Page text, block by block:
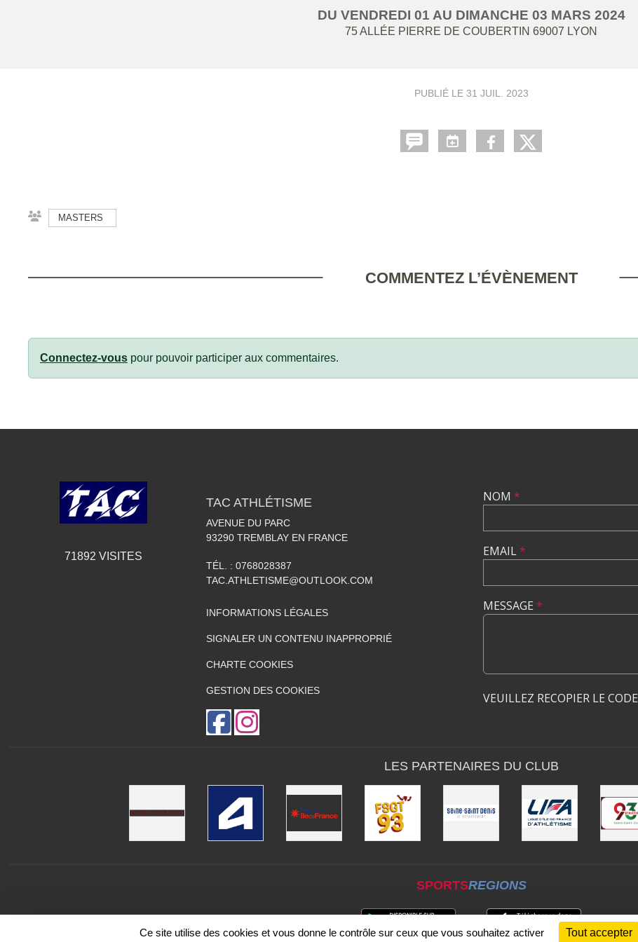
DU VENDREDI 01 AU DIMANCHE 03 MARS 2024
75 ALLÉE PIERRE DE COUBERTIN 69007 LYON
PUBLIÉ LE 31 JUIL. 2023
MASTERS
COMMENTEZ L’ÉVÈNEMENT
Connectez-vous pour pouvoir participer aux commentaires.
71892 VISITES
TAC ATHLÉTISME
AVENUE DU PARC
93290 TREMBLAY EN FRANCE
TÉL. : 0768028387
TAC.ATHLETISME@OUTLOOK.COM
INFORMATIONS LÉGALES
SIGNALER UN CONTENU INAPPROPRIÉ
CHARTE COOKIES
GESTION DES COOKIES
NOM *
EMAIL*
MESSAGE *
VEUILLEZ RECOPIER LE CODE
LES PARTENAIRES DU CLUB
SPORTSREGIONS
Ce site utilise des cookies et vous donne le contrôle sur ceux que vous souhaitez activer Tout accepter